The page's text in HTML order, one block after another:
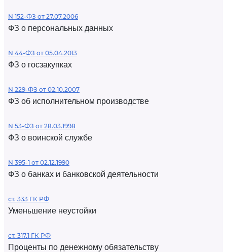
N 152-ФЗ от 27.07.2006
ФЗ о персональных данных
N 44-ФЗ от 05.04.2013
ФЗ о госзакупках
N 229-ФЗ от 02.10.2007
ФЗ об исполнительном производстве
N 53-ФЗ от 28.03.1998
ФЗ о воинской службе
N 395-1 от 02.12.1990
ФЗ о банках и банковской деятельности
ст. 333 ГК РФ
Уменьшение неустойки
ст. 317.1 ГК РФ
Проценты по денежному обязательству